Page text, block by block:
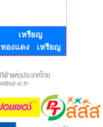
เหรียญ
ทองแดง เหรียญ